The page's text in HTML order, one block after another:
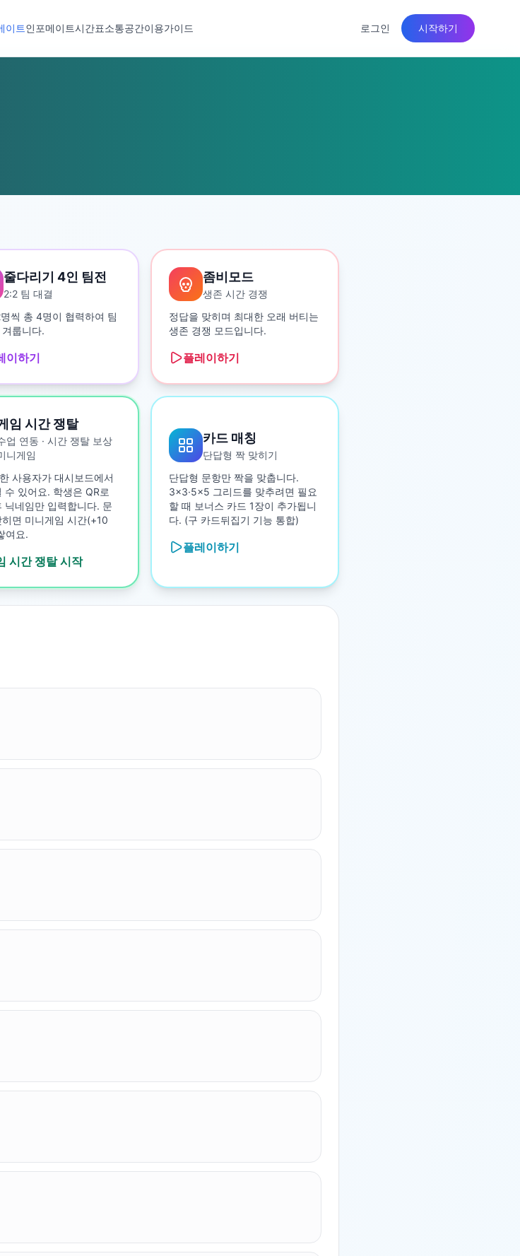
이트인포메이트시간표소통공간이용가이드 로그인 시작하기
줄다리기 4인 팀전
2:2 팀 대결
씩 총 4명이 협력하여 팀
룹니다.
이하기
좀비모드
생존 시간 경쟁
정답을 맞히며 최대한 오래 버티는
생존 경쟁 모드입니다.
플레이하기
임 시간 쟁탈
업 연동 · 시간 쟁탈 보상
니게임
사용자가 대시보드에서
수 있어요. 학생은 QR로
닉네임만 입력합니다. 문
면 미니게임 시간(+10
여요.
시간 쟁탈시작
카드 매칭
단답형 짝 맞히기
단답형 문항만 짝을 맞춥니다.
3×3·5×5 그리드를 맞추려면 필요
할 때 보너스 카드 1장이 추가됩니
다. (구 카드뒤집기 기능 통합)
플레이하기